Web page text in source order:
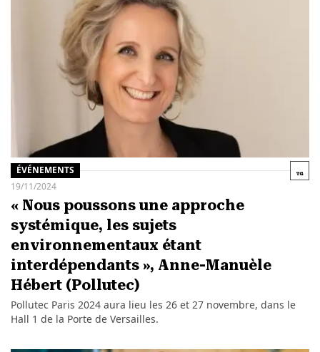
ÉVÉNEMENTS
19/11/2024
« Nous poussons une approche
systémique, les sujets
environnementaux étant
interdépendants », Anne-Manuèle
Hébert (Pollutec)
Pollutec Paris 2024 aura lieu les 26 et 27 novembre, dans le
Hall 1 de la Porte de Versailles.